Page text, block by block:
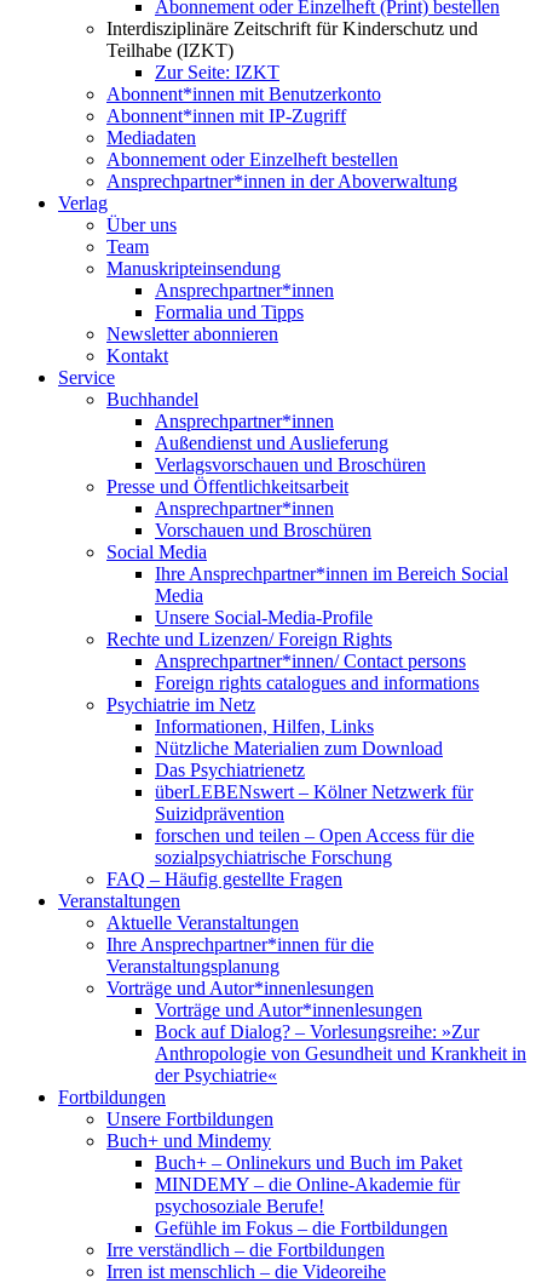
Abonnement oder Einzelheft (Print) bestellen
Interdisziplinäre Zeitschrift für Kinderschutz und
Teilhabe (IZKT)
Zur Seite: IZKT
Abonnent*innen mit Benutzerkonto
Abonnent*innen mit IP-Zugriff
Mediadaten
Abonnement oder Einzelheft bestellen
Ansprechpartner*innen in der Aboverwaltung
Verlag
Über uns
Team
Manuskripteinsendung
Ansprechpartner*innen
Formalia und Tipps
Newsletter abonnieren
Kontakt
Service
Buchhandel
Ansprechpartner*innen
Außendienst und Auslieferung
Verlagsvorschauen und Broschüren
Presse und Öffentlichkeitsarbeit
Ansprechpartner*innen
Vorschauen und Broschüren
Social Media
Ihre Ansprechpartner*innen im Bereich Social
Media
Unsere Social-Media-Profile
Rechte und Lizenzen/ Foreign Rights
Ansprechpartner*innen/ Contact persons
Foreign rights catalogues and informations
Psychiatrie im Netz
Informationen, Hilfen, Links
Nützliche Materialien zum Download
Das Psychiatrienetz
überLEBENswert – Kölner Netzwerk für
Suizidprävention
forschen und teilen – Open Access für die
sozialpsychiatrische Forschung
FAQ – Häufig gestellte Fragen
Veranstaltungen
Aktuelle Veranstaltungen
Ihre Ansprechpartner*innen für die
Veranstaltungsplanung
Vorträge und Autor*innenlesungen
Vorträge und Autor*innenlesungen
Bock auf Dialog? – Vorlesungsreihe: »Zur
Anthropologie von Gesundheit und Krankheit in
der Psychiatrie«
Fortbildungen
Unsere Fortbildungen
Buch+ und Mindemy
Buch+ – Onlinekurs und Buch im Paket
MINDEMY – die Online-Akademie für
psychosoziale Berufe!
Gefühle im Fokus – die Fortbildungen
Irre verständlich – die Fortbildungen
Irren ist menschlich – die Videoreihe